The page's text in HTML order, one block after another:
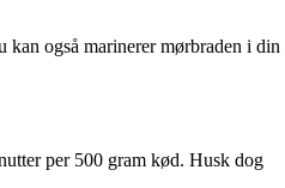
også marinerer mørbraden i din
per 500 gram kød. Husk dog